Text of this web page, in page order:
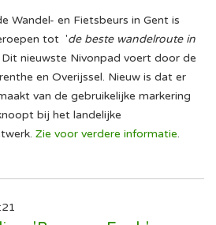
Wandel- en Fietsbeurs in Gent is
tot 'de beste wandelroute in
nieuwste Nivonpad voert door de
en Overijssel. Nieuw is dat er
van de gebruikelijke markering
bij het landelijke
Zie voor verdere informatie.